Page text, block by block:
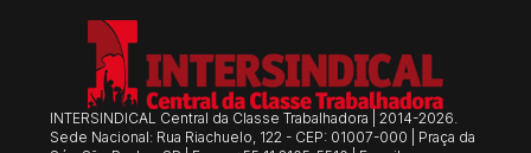
INTERSINDICAL Central da Classe Trabalhadora | 2014-2026.
Sede Nacional: Rua Riachuelo, 122 - CEP: 01007-000 | Praça da